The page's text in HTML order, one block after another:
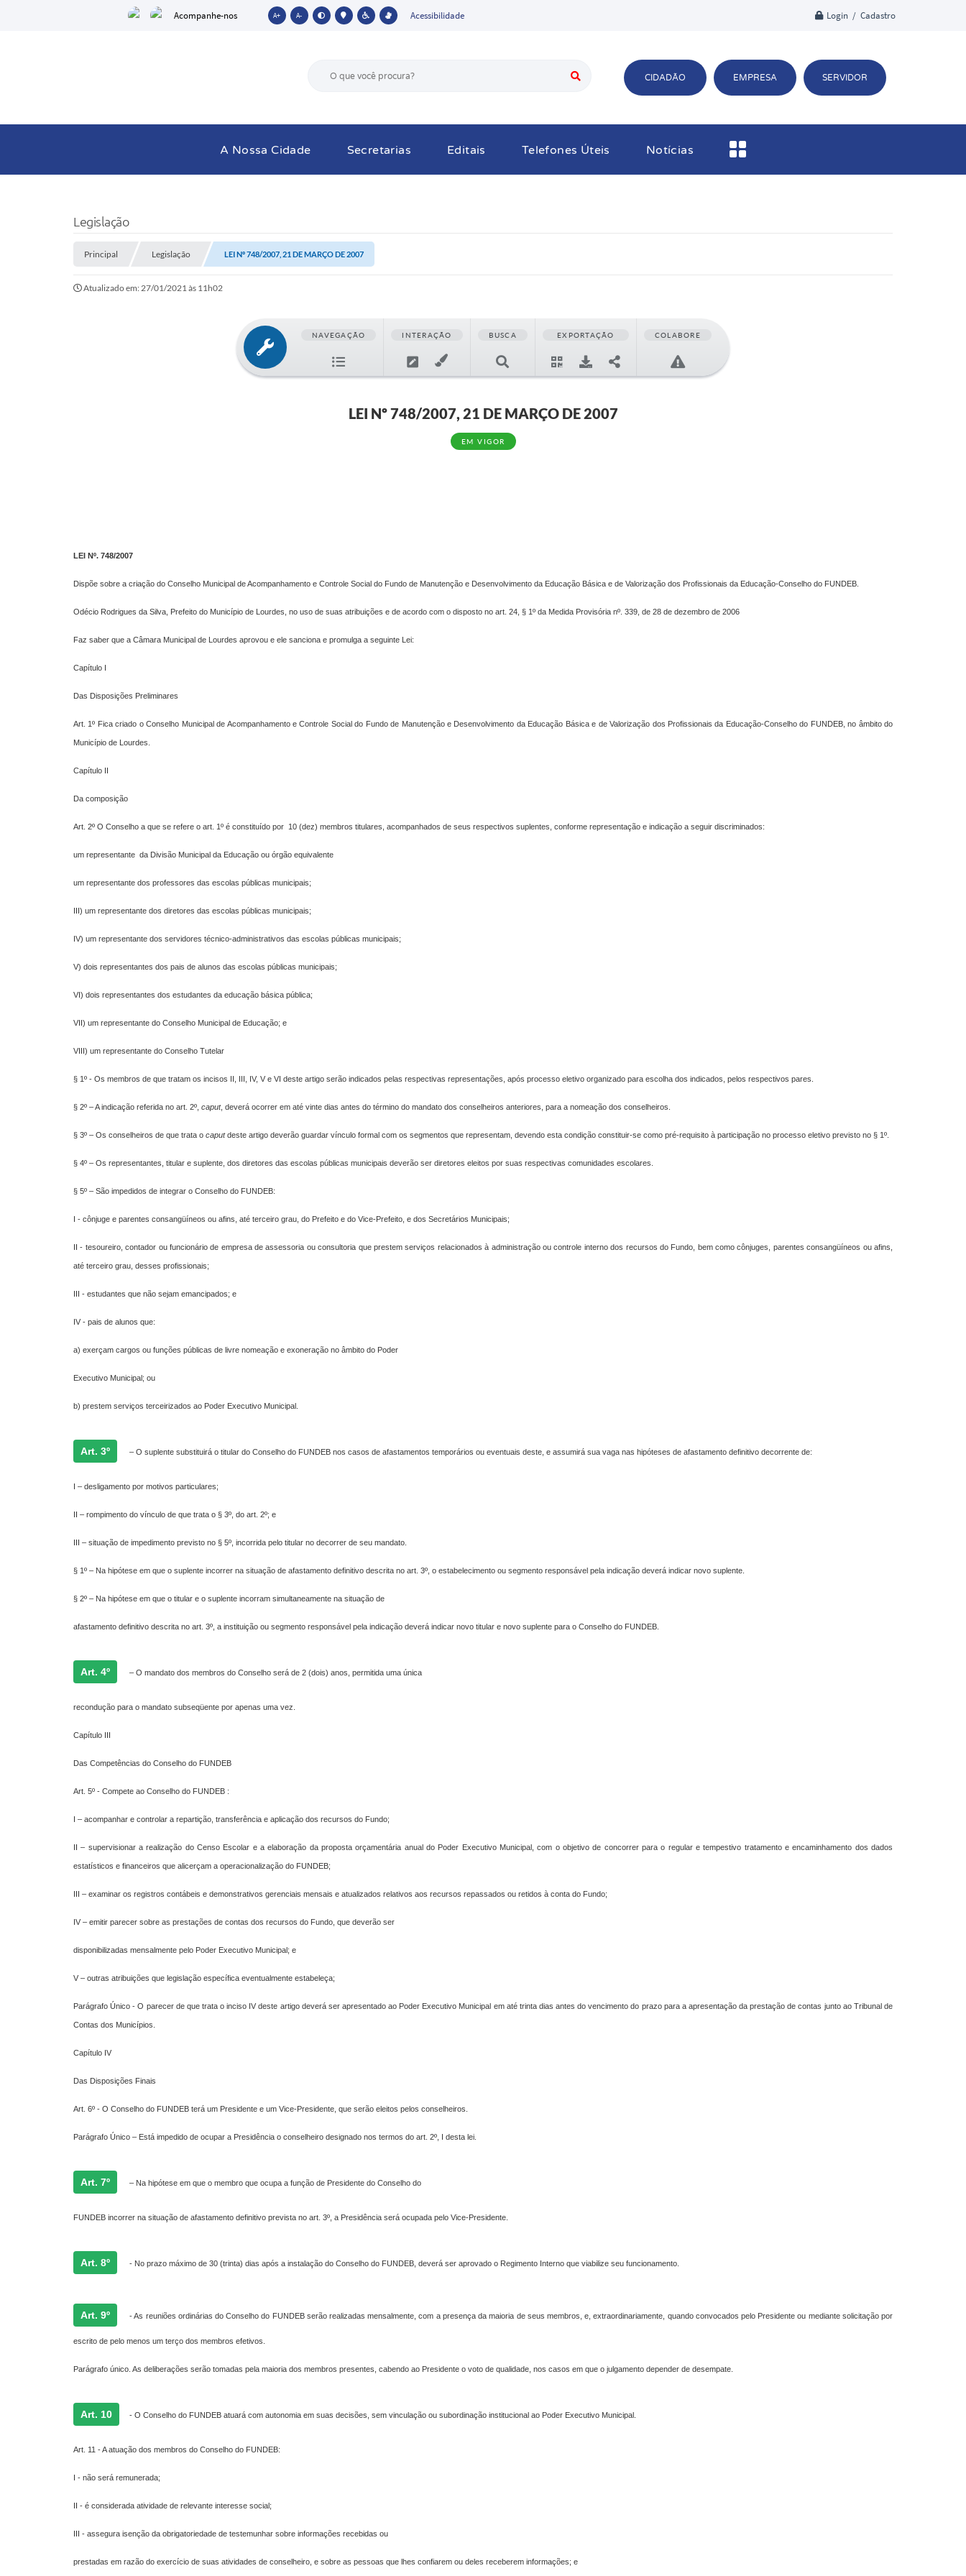
Login / Cadastro
Acompanhe-nos A+ A- Acessibilidade
CIDADÃO EMPRESA SERVIDOR
A Nossa Cidade Secretarias Editais Telefones Úteis Notícias
Legislação
Principal Legislação LEI Nº 748/2007, 21 DE MARÇO DE 2007
Atualizado em: 27/01/2021 às 11h02
NAVEGAÇÃO INTERAÇÃO BUSCA EXPORTAÇÃO COLABORE
LEI Nº 748/2007, 21 DE MARÇO DE 2007
EM VIGOR
LEI Nº. 748­­­/2007
Dispõe sobre a criação do Conselho Municipal de Acompanhamento e Controle Social do Fundo de Manutenção e Desenvolvimento da Educação Básica e de Valorização dos Profissionais da Educação-Conselho do FUNDEB.
Odécio Rodrigues da Silva, Prefeito do Município de Lourdes, no uso de suas atribuições e de acordo com o disposto no art. 24, § 1º da Medida Provisória nº. 339, de 28 de dezembro de 2006
Faz saber que a Câmara Municipal de Lourdes aprovou e ele sanciona e promulga a seguinte Lei:
Capítulo I
Das Disposições Preliminares
Art. 1º Fica criado o Conselho Municipal de Acompanhamento e Controle Social do Fundo de Manutenção e Desenvolvimento da Educação Básica e de Valorização dos Profissionais da Educação-Conselho do FUNDEB, no âmbito do
Município de Lourdes.
Capítulo II
Da composição
Art. 2º O Conselho a que se refere o art. 1º é constituído por 10 (dez) membros titulares, acompanhados de seus respectivos suplentes, conforme representação e indicação a seguir discriminados:
um representante da Divisão Municipal da Educação ou órgão equivalente
um representante dos professores das escolas públicas municipais;
III) um representante dos diretores das escolas públicas municipais;
IV) um representante dos servidores técnico-administrativos das escolas públicas municipais;
V) dois representantes dos pais de alunos das escolas públicas municipais;
VI) dois representantes dos estudantes da educação básica pública;
VII) um representante do Conselho Municipal de Educação; e
VIII) um representante do Conselho Tutelar
§ 1º - Os membros de que tratam os incisos II, III, IV, V e VI deste artigo serão indicados pelas respectivas representações, após processo eletivo organizado para escolha dos indicados, pelos respectivos pares.
§ 2º – A indicação referida no art. 2º, caput, deverá ocorrer em até vinte dias antes do término do mandato dos conselheiros anteriores, para a nomeação dos conselheiros.
§ 3º – Os conselheiros de que trata o caputdeste artigo deverão guardar vínculo formal com os segmentos que representam, devendo esta condição constituir-se como pré-requisito à participação no processo eletivo previsto no § 1º.
§ 4º – Os representantes, titular e suplente, dos diretores das escolas públicas municipais deverão ser diretores eleitos por suas respectivas comunidades escolares.
§ 5º – São impedidos de integrar o Conselho do FUNDEB:
I - cônjuge e parentes consangüíneos ou afins, até terceiro grau, do Prefeito e do Vice-Prefeito, e dos Secretários Municipais;
II - tesoureiro, contador ou funcionário de empresa de assessoria ou consultoria que prestem serviços relacionados à administração ou controle interno dos recursos do Fundo, bem como cônjuges, parentes consangüíneos ou afins,
até terceiro grau, desses profissionais;
III - estudantes que não sejam emancipados; e
IV - pais de alunos que:
a) exerçam cargos ou funções públicas de livre nomeação e exoneração no âmbito do Poder
Executivo Municipal; ou
b) prestem serviços terceirizados ao Poder Executivo Municipal.
Art. 3º – O suplente substituirá o titular do Conselho do FUNDEB nos casos de afastamentos temporários ou eventuais deste, e assumirá sua vaga nas hipóteses de afastamento definitivo decorrente de:
I – desligamento por motivos particulares;
II – rompimento do vínculo de que trata o § 3º, do art. 2º; e
III – situação de impedimento previsto no § 5º, incorrida pelo titular no decorrer de seu mandato.
§ 1º – Na hipótese em que o suplente incorrer na situação de afastamento definitivo descrita no art. 3º, o estabelecimento ou segmento responsável pela indicação deverá indicar novo suplente.
§ 2º – Na hipótese em que o titular e o suplente incorram simultaneamente na situação de
afastamento definitivo descrita no art. 3º, a instituição ou segmento responsável pela indicação deverá indicar novo titular e novo suplente para o Conselho do FUNDEB.
Art. 4º – O mandato dos membros do Conselho será de 2 (dois) anos, permitida uma única
recondução para o mandato subseqüente por apenas uma vez.
Capítulo III
Das Competências do Conselho do FUNDEB
Art. 5º - Compete ao Conselho do FUNDEB :
I – acompanhar e controlar a repartição, transferência e aplicação dos recursos do Fundo;
II – supervisionar a realização do Censo Escolar e a elaboração da proposta orçamentária anual do Poder Executivo Municipal, com o objetivo de concorrer para o regular e tempestivo tratamento e encaminhamento dos dados
estatísticos e financeiros que alicerçam a operacionalização do FUNDEB;
III – examinar os registros contábeis e demonstrativos gerenciais mensais e atualizados relativos aos recursos repassados ou retidos à conta do Fundo;
IV – emitir parecer sobre as prestações de contas dos recursos do Fundo, que deverão ser
disponibilizadas mensalmente pelo Poder Executivo Municipal; e
V – outras atribuições que legislação específica eventualmente estabeleça;
Parágrafo Único - O parecer de que trata o inciso IV deste artigo deverá ser apresentado ao Poder Executivo Municipal em até trinta dias antes do vencimento do prazo para a apresentação da prestação de contas junto ao Tribunal de
Contas dos Municípios.
Capítulo IV
Das Disposições Finais
Art. 6º - O Conselho do FUNDEB terá um Presidente e um Vice-Presidente, que serão eleitos pelos conselheiros.
Parágrafo Único – Está impedido de ocupar a Presidência o conselheiro designado nos termos do art. 2º, I desta lei.
Art. 7º – Na hipótese em que o membro que ocupa a função de Presidente do Conselho do
FUNDEB incorrer na situação de afastamento definitivo prevista no art. 3º, a Presidência será ocupada pelo Vice-Presidente.
Art. 8º - No prazo máximo de 30 (trinta) dias após a instalação do Conselho do FUNDEB, deverá ser aprovado o Regimento Interno que viabilize seu funcionamento.
Art. 9º - As reuniões ordinárias do Conselho do FUNDEB serão realizadas mensalmente, com a presença da maioria de seus membros, e, extraordinariamente, quando convocados pelo Presidente ou mediante solicitação por
escrito de pelo menos um terço dos membros efetivos.
Parágrafo único. As deliberações serão tomadas pela maioria dos membros presentes, cabendo ao Presidente o voto de qualidade, nos casos em que o julgamento depender de desempate.
Art. 10 - O Conselho do FUNDEB atuará com autonomia em suas decisões, sem vinculação ou subordinação institucional ao Poder Executivo Municipal.
Art. 11 - A atuação dos membros do Conselho do FUNDEB:
I - não será remunerada;
II - é considerada atividade de relevante interesse social;
III - assegura isenção da obrigatoriedade de testemunhar sobre informações recebidas ou
prestadas em razão do exercício de suas atividades de conselheiro, e sobre as pessoas que lhes confiarem ou deles receberem informações; e